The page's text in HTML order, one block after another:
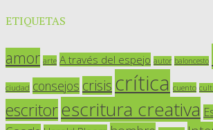
ETIQUETAS
amor arte A través del espejo autor baloncesto
ciudad consejos crisis crítica cuento
escritorescritura creativa